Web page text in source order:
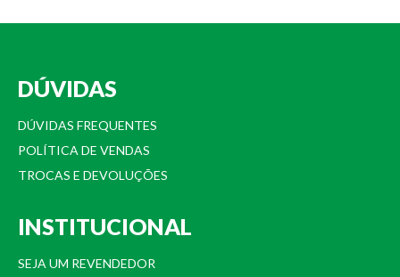
DÚVIDAS
DÚVIDAS FREQUENTES
POLÍTICA DE VENDAS
TROCAS E DEVOLUÇÕES
INSTITUCIONAL
SEJA UM REVENDEDOR